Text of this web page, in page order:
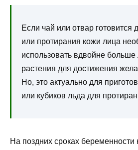
Если чай или отвар готовится
или протирания кожи лица
использовать вдвойне больше
растения для достижения
Но, это актуально для
или кубиков льда для
На поздних сроках беременности